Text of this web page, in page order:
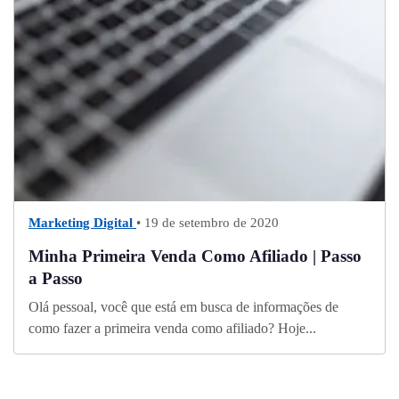
Marketing Digital • 19 de setembro de 2020
Minha Primeira Venda Como Afiliado | Passo
a Passo
Olá pessoal, você que está em busca de informações de
como fazer a primeira venda como afiliado? Hoje...